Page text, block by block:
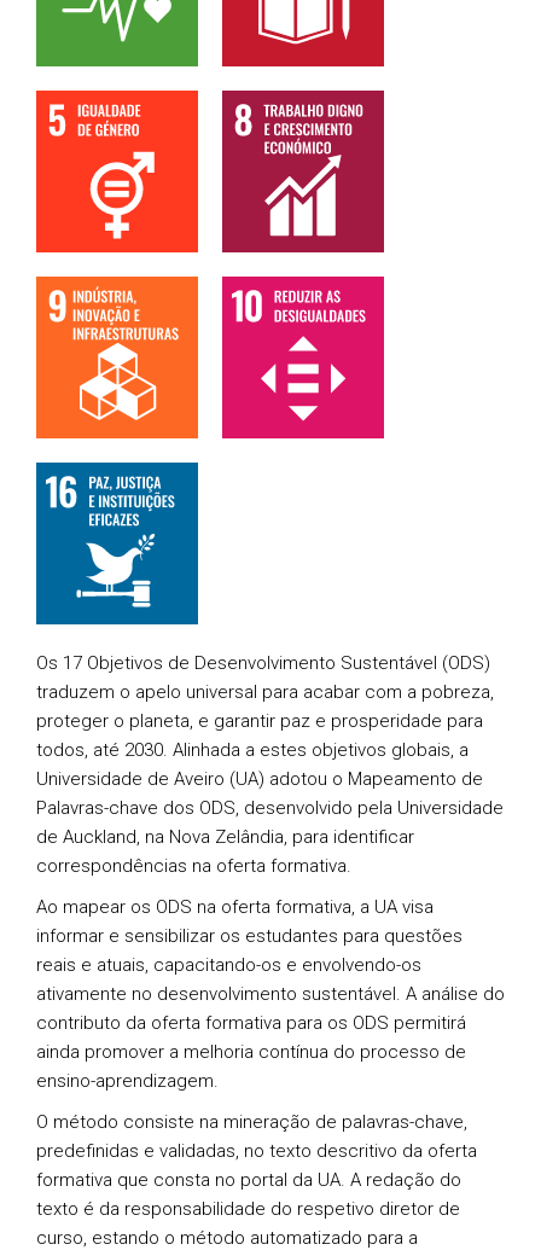
Os 17 Objetivos de Desenvolvimento Sustentável (ODS)
traduzem o apelo universal para acabar com a pobreza,
proteger o planeta, e garantir paz e prosperidade para
todos, até 2030. Alinhada a estes objetivos globais, a
Universidade de Aveiro (UA) adotou o Mapeamento de
Palavras-chave dos ODS, desenvolvido pela Universidade
de Auckland, na Nova Zelândia, para identificar
correspondências na oferta formativa.
Ao mapear os ODS na oferta formativa, a UA visa
informar e sensibilizar os estudantes para questões
reais e atuais, capacitando-os e envolvendo-os
ativamente no desenvolvimento sustentável. A análise do
contributo da oferta formativa para os ODS permitirá
ainda promover a melhoria contínua do processo de
ensino-aprendizagem.
O método consiste na mineração de palavras-chave,
predefinidas e validadas, no texto descritivo da oferta
formativa que consta no portal da UA. A redação do
texto é da responsabilidade do respetivo diretor de
curso, estando o método automatizado para a